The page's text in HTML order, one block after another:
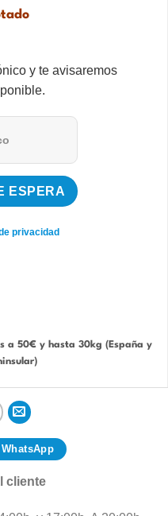
y te avisaremos
privacidad
a 50€ y hasta 30kg (España y
cliente